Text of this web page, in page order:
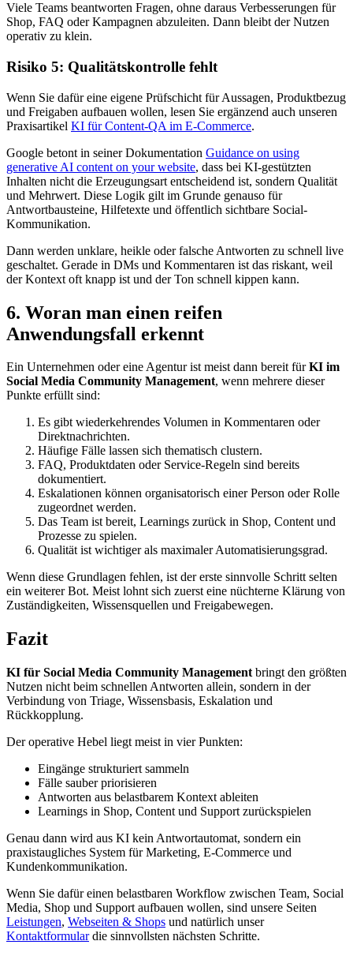
Viele Teams beantworten Fragen, ohne daraus Verbesserungen für
Shop, FAQ oder Kampagnen abzuleiten. Dann bleibt der Nutzen
operativ zu klein.
Risiko 5: Qualitätskontrolle fehlt
Wenn Sie dafür eine eigene Prüfschicht für Aussagen, Produktbezug
und Freigaben aufbauen wollen, lesen Sie ergänzend auch unseren
Praxisartikel KI für Content-QA im E-Commerce.
Google betont in seiner Dokumentation Guidance on using
generative AI content on your website, dass bei KI-gestützten
Inhalten nicht die Erzeugungsart entscheidend ist, sondern Qualität
und Mehrwert. Diese Logik gilt im Grunde genauso für
Antwortbausteine, Hilfetexte und öffentlich sichtbare Social-
Kommunikation.
Dann werden unklare, heikle oder falsche Antworten zu schnell live
geschaltet. Gerade in DMs und Kommentaren ist das riskant, weil
der Kontext oft knapp ist und der Ton schnell kippen kann.
6. Woran man einen reifen
Anwendungsfall erkennt
Ein Unternehmen oder eine Agentur ist meist dann bereit fürKI im
Social Media Community Management, wenn mehrere dieser
Punkte erfüllt sind:
Es gibt wiederkehrendes Volumen in Kommentaren oder
Direktnachrichten.
Häufige Fälle lassen sich thematisch clustern.
FAQ, Produktdaten oder Service-Regeln sind bereits
dokumentiert.
Eskalationen können organisatorisch einer Person oder Rolle
zugeordnet werden.
Das Team ist bereit, Learnings zurück in Shop, Content und
Prozesse zu spielen.
Qualität ist wichtiger als maximaler Automatisierungsgrad.
Wenn diese Grundlagen fehlen, ist der erste sinnvolle Schritt selten
ein weiterer Bot. Meist lohnt sich zuerst eine nüchterne Klärung von
Zuständigkeiten, Wissensquellen und Freigabewegen.
Fazit
KI für Social Media Community Management bringt den größten
Nutzen nicht beim schnellen Antworten allein, sondern in der
Verbindung von Triage, Wissensbasis, Eskalation und
Rückkopplung.
Der operative Hebel liegt meist in vier Punkten:
Eingänge strukturiert sammeln
Fälle sauber priorisieren
Antworten aus belastbarem Kontext ableiten
Learnings in Shop, Content und Support zurückspielen
Genau dann wird aus KI kein Antwortautomat, sondern ein
praxistaugliches System für Marketing, E-Commerce und
Kundenkommunikation.
Wenn Sie dafür einen belastbaren Workflow zwischen Team, Social
Media, Shop und Support aufbauen wollen, sind unsere Seiten
Leistungen, Webseiten & Shops und natürlich unser
Kontaktformulardie sinnvollsten nächsten Schritte.